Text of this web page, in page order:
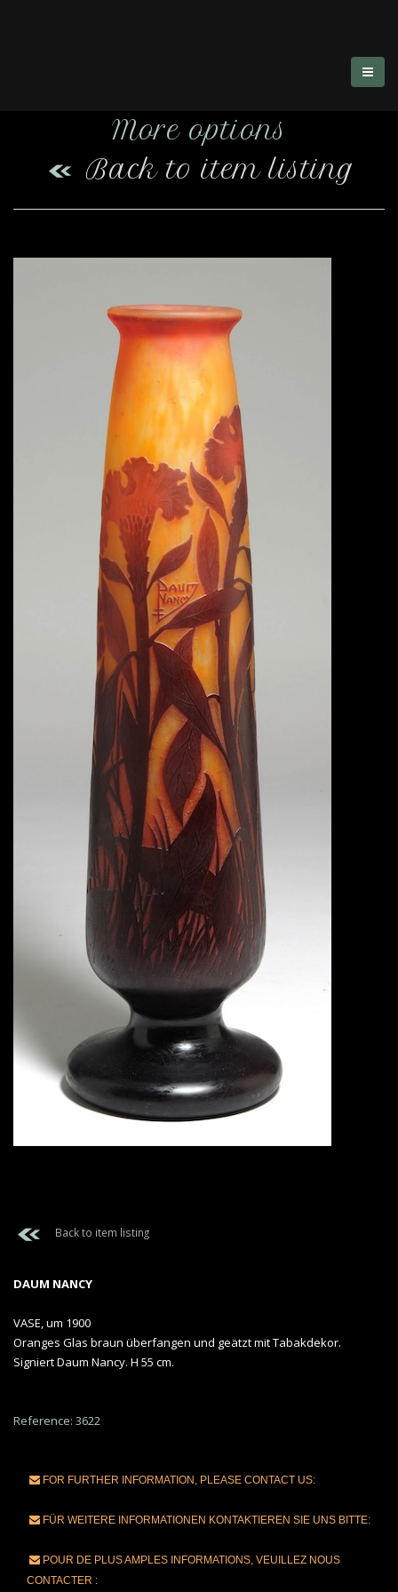
More options
Back to item listing
Back to item listing
DAUM NANCY
VASE, um 1900
Oranges Glas braun überfangen und geätzt mit Tabakdekor.
Signiert Daum Nancy. H 55 cm.
Reference: 3622
FOR FURTHER INFORMATION, PLEASE CONTACT US:
FÜR WEITERE INFORMATIONEN KONTAKTIEREN SIE UNS BITTE:
POUR DE PLUS AMPLES INFORMATIONS, VEUILLEZ NOUS
CONTACTER :